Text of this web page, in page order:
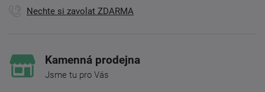
Nechte si zavolat ZDARMA
Kamenná prodejna
Jsme tu pro Vás